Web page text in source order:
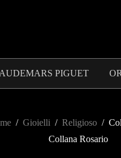
AUDEMARS PIGUET
/ Gioielli / Religioso /
Collana Rosario